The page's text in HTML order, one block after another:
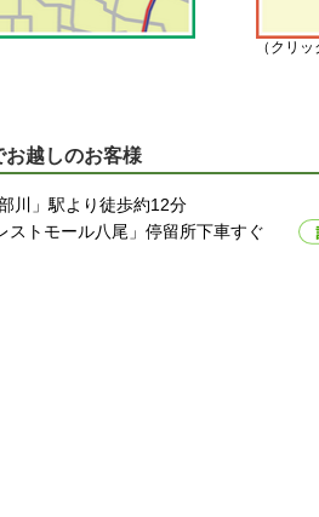
（クリ
お越しのお客様
川」駅より徒歩約12分
レストモール八尾」停留所下車すぐ